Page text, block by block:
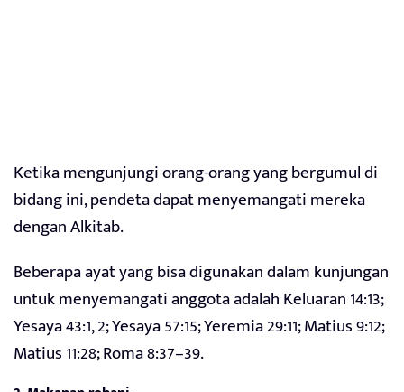
Ketika mengunjungi orang-orang yang bergumul di
bidang ini, pendeta dapat menyemangati mereka
dengan Alkitab.
Beberapa ayat yang bisa digunakan dalam kunjungan
untuk menyemangati anggota adalah Keluaran 14:13;
Yesaya 43:1, 2; Yesaya 57:15; Yeremia 29:11; Matius 9:12;
Matius 11:28; Roma 8:37–39.